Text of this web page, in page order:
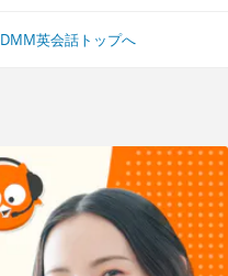
DMM英会話トップへ